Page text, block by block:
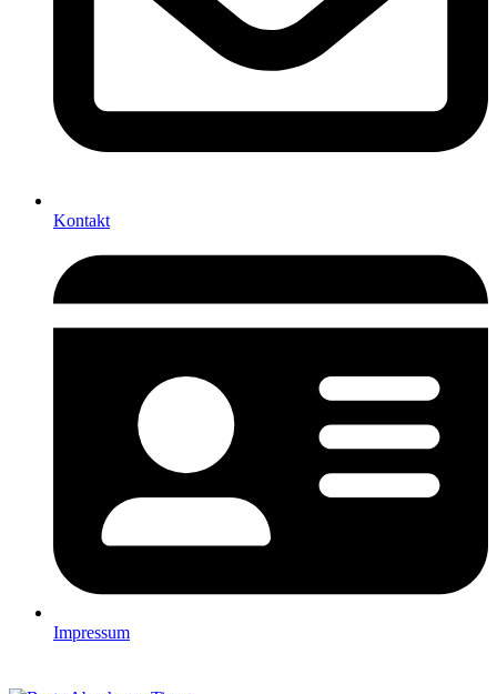
Kontakt
Impressum